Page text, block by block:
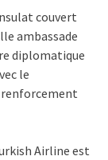
couvert
ambassade
diplomatique
le
Airline est